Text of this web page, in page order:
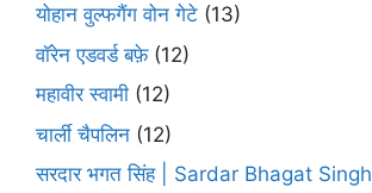
योहान वुल्फगैंग वोन गेटे (13)
वॉरेन एडवर्ड बफ़े(12)
महावीर स्वामी (12)
चार्ली चैपलिन (12)
सरदार भगत सिंह | Sardar Bhagat Singh